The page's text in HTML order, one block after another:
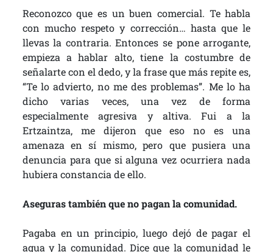
Reconozco que es un buen comercial. Te habla
con mucho respeto y corrección… hasta que le
llevas la contraria. Entonces se pone arrogante,
empieza a hablar alto, tiene la costumbre de
señalarte con el dedo, y la frase que más repite es,
“Te lo advierto, no me des problemas”. Me lo ha
dicho varias veces, una vez de forma
especialmente agresiva y altiva. Fui a la
Ertzaintza, me dijeron que eso no es una
amenaza en sí mismo, pero que pusiera una
denuncia para que si alguna vez ocurriera nada
hubiera constancia de ello.
Aseguras también que no pagan la comunidad.
Pagaba en un principio, luego dejó de pagar el
agua y la comunidad. Dice que la comunidad le